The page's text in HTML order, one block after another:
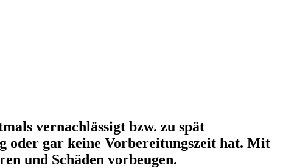
vernachlässigt bzw. zu spät
oder gar keine Vorbereitungszeit hat. Mit
und Schäden vorbeugen.